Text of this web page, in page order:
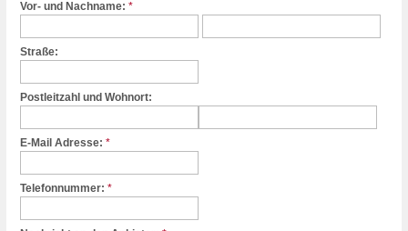
Vor- und Nachname: *
Straße:
Postleitzahl und Wohnort:
E-Mail Adresse: *
Telefonnummer: *